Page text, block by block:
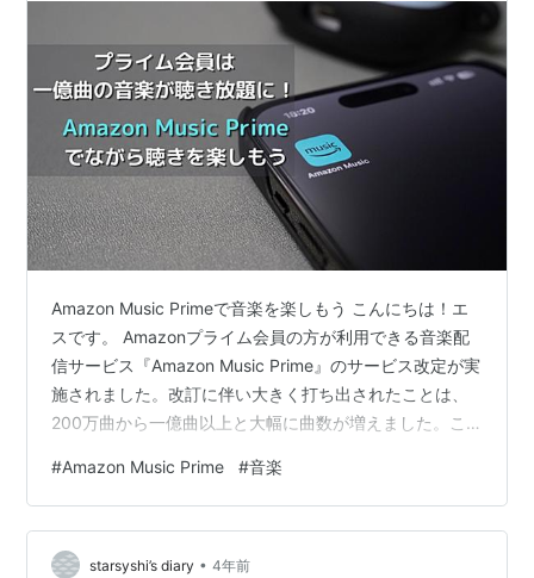
Amazon Music Primeで音楽を楽しもう こんにちは！エ
スです。 Amazonプライム会員の方が利用できる音楽配
信サービス『Amazon Music Prime』のサービス改定が実
施されました。改訂に伴い大きく打ち出されたことは、
200万曲から一億曲以上と大幅に曲数が増えました。こ
大な楽曲を存分に楽しめることができる！ 改訂にはこう
ありました。 一億曲以上の楽曲 シャッフル再生のみ 音
質はSD音質 そんなに甘くはなく制約がキチンとありまし
た。特にシャッフル再生の使い勝手が悪いかなと思いま
#Amazon Music Prime #音楽
starsyshi’s diary • 4年前